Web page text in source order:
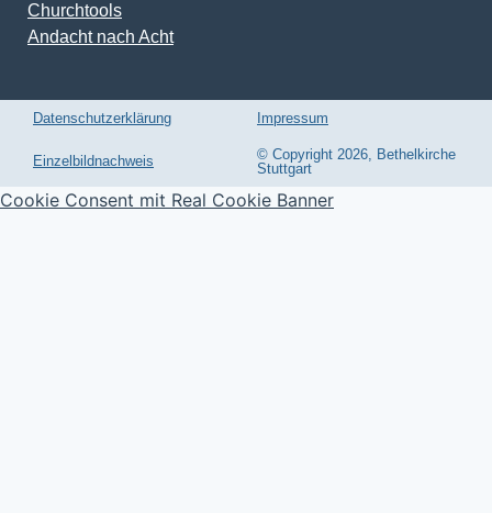
Churchtools
Andacht nach Acht
Datenschutzerklärung Impressum
Einzelbildnachweis
© Copyright 2026, Bethelkirche
Stuttgart
Cookie Consent mit Real Cookie Banner